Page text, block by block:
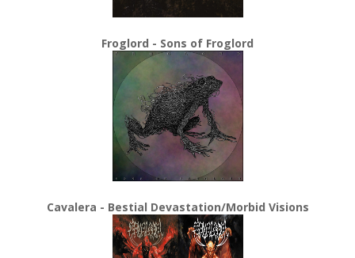
Froglord - Sons of Froglord
Cavalera - Bestial Devastation/Morbid Visions